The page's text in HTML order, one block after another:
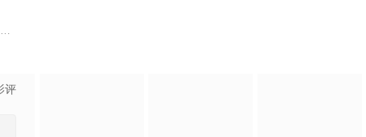
自 ，携手霍仙姑（陈瑶 饰）与九门诸人共赴冒险奇局。一桩401部队
长大以后，林知夏忽然对他说：“江逾白，我喜欢你，哲学和生物学意义上的
评